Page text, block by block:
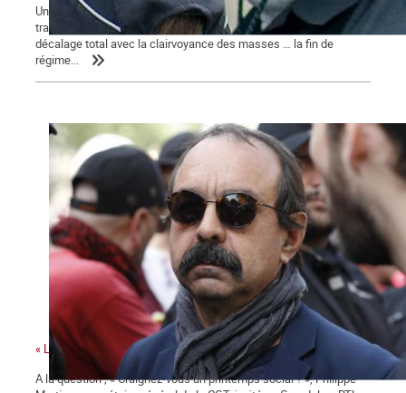
Un pouvoir en marche pour sa réélection qui n’en finit pas de
traîner des casseroles judiciaires … Une classe politique en
décalage total avec la clairvoyance des masses … la fin de
régime...
« La colère sociale est là » ...
A la question ; « Craignez-vous un printemps social ? », Philippe